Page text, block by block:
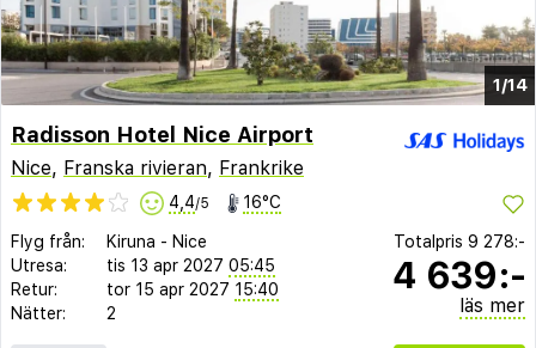
1/14
Radisson Hotel Nice Airport
Nice, Franska rivieran, Frankrike
4,4/5 16°C
Flyg från: Kiruna - Nice
Utresa:
tis 13 apr 2027 05:45
Retur:
tor 15 apr 2027 15:40
Nätter:
2
Totalpris 9 278:-
4 639:-
läs mer